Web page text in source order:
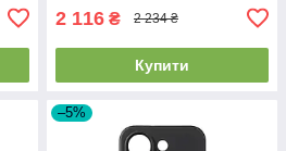
2 116 ₴ 2 234 ₴
Купити
–5%